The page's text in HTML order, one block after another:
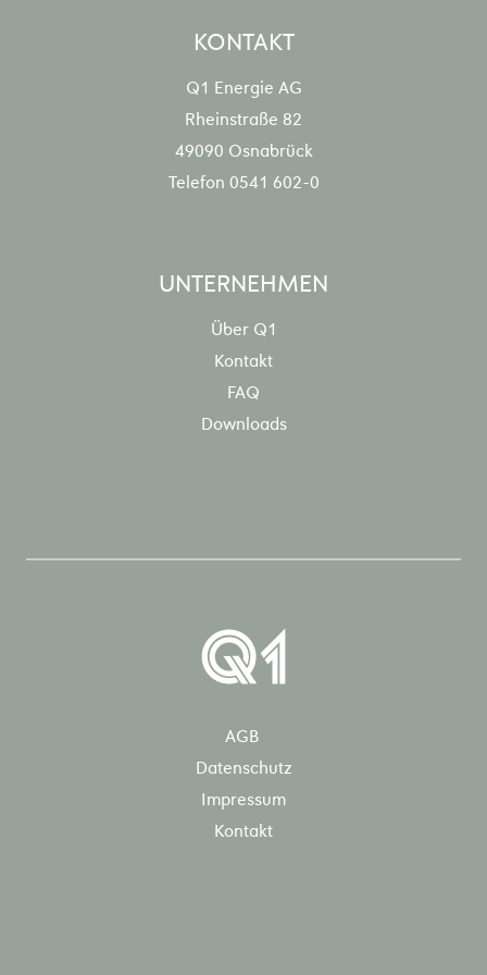
KONTAKT
Q1 Energie AG
Rheinstraße 82
49090 Osnabrück
Telefon 0541 602-0
UNTERNEHMEN
Über Q1
Kontakt
FAQ
Downloads
AGB
Datenschutz
Impressum
Kontakt